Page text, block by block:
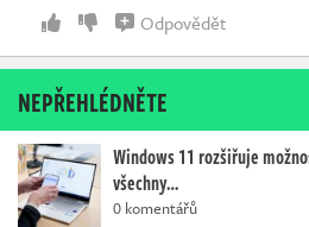
Odpovědět
NEPŘEHLÉDNĚTE
Windows 11 rozšiřuje
všechny…
0 komentářů